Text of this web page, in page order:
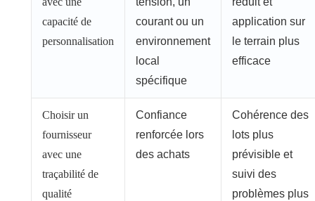
capacité de
personnalisation
courant ou un
environnement
local
spécifique
application sur
le terrain plus
efficace
Choisir un
fournisseur
avec une
traçabilité de
qualité
Confiance
renforcée lors
des achats
Cohérence des
lots plus
prévisible et
suivi des
problèmes plus